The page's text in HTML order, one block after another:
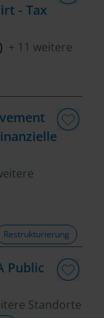
- Tax
+ 11 weitere
Restrukturierung
Public
Standorte